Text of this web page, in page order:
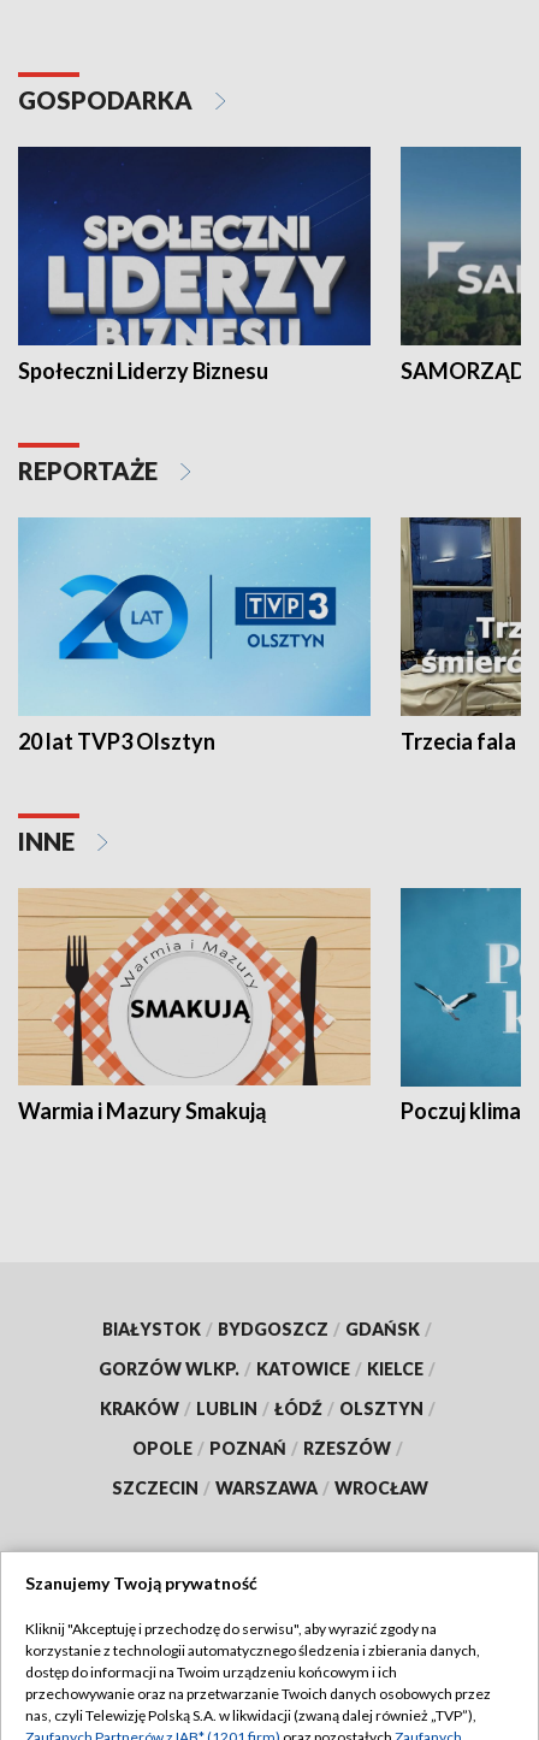
GOSPODARKA
Społeczni Liderzy Biznesu SAMORZĄD
REPORTAŻE
20 lat TVP3 Olsztyn Trzecia fala -
INNE
Warmia i Mazury Smakują Poczuj klimat
BIAŁYSTOK / BYDGOSZCZ / GDAŃSK /
GORZÓW WLKP. / KATOWICE / KIELCE /
KRAKÓW / LUBLIN / ŁÓDŹ / OLSZTYN /
OPOLE / POZNAŃ / RZESZÓW /
SZCZECIN / WARSZAWA / WROCŁAW
TVP
Abonament TVP
Emisja w TVP
Regulamin TVP
Szanujemy Twoją prywatność
Kliknij "Akceptuję i przechodzę do serwisu", aby wyrazić zgody na
korzystanie z technologii automatycznego śledzenia i zbierania danych,
dostęp do informacji na Twoim urządzeniu końcowym i ich
przechowywanie oraz na przetwarzanie Twoich danych osobowych przez
nas, czyli Telewizję Polską S.A. w likwidacji (zwaną dalej również „TVP”),